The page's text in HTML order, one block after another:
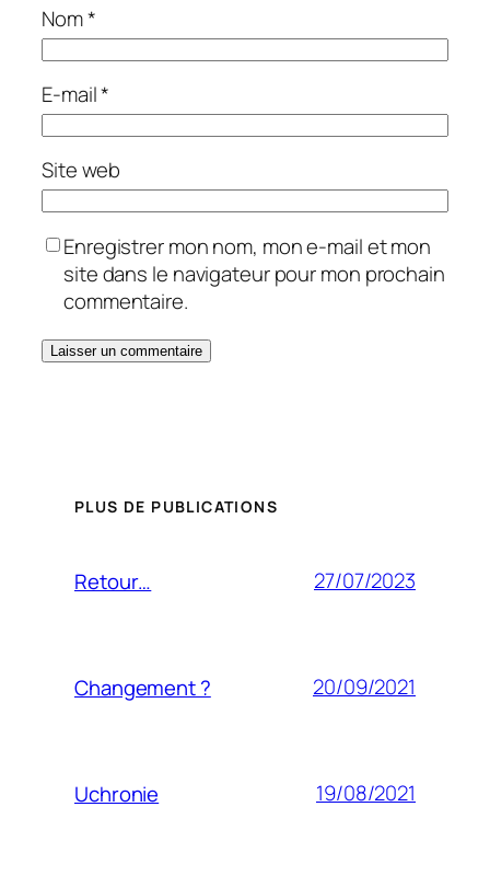
Nom*
E-mail*
Site web
Enregistrer mon nom, mon e-mail et mon
site dans le navigateur pour mon prochain
commentaire.
PLUS DE PUBLICATIONS
Retour… 27/07/2023
Changement ? 20/09/2021
Uchronie 19/08/2021